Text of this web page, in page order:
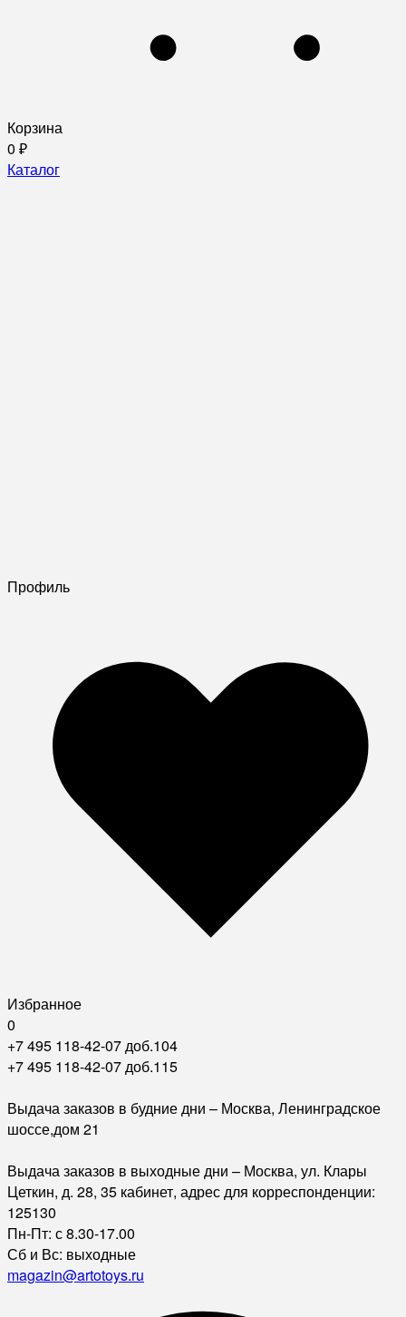
Корзина
0 ₽
Каталог
Профиль
Избранное
0
+7 495 118-42-07 доб.104
+7 495 118-42-07 доб.115
Выдача заказов в будние дни – Москва, Ленинградское
шоссе,дом 21
Выдача заказов в выходные дни – Москва, ул. Клары
Цеткин, д. 28, 35 кабинет, адрес для корреспонденции:
125130
Пн-Пт: с 8.30-17.00
Сб и Вс: выходные
magazin@artotoys.ru